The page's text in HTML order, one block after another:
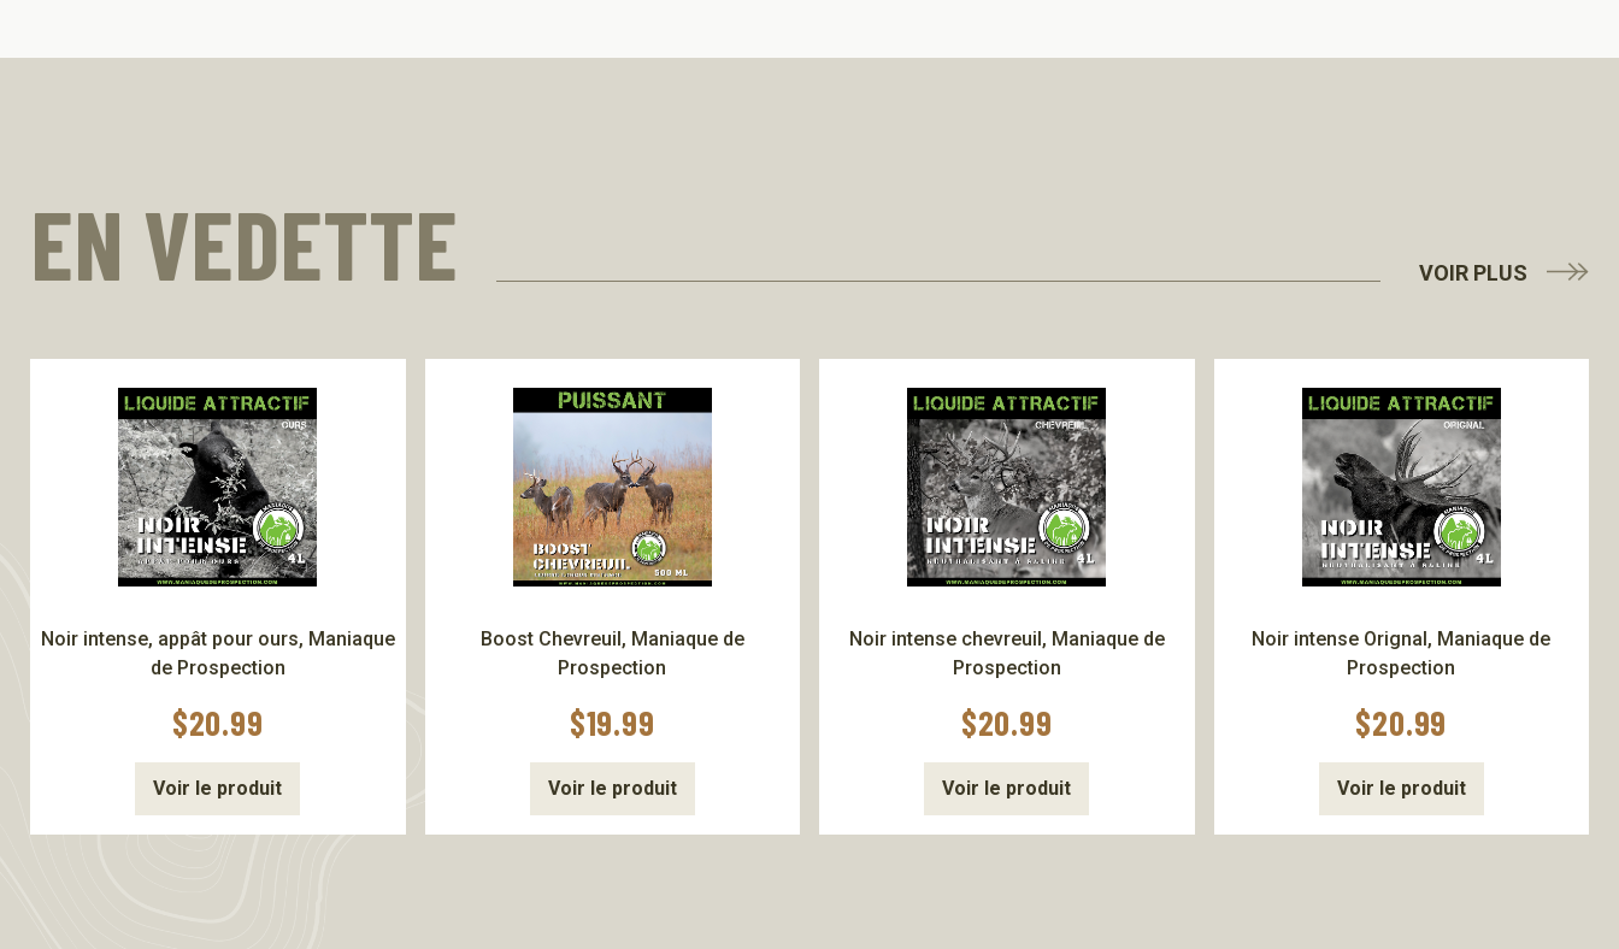
EN VEDETTE VOIR PLUS
Noir intense, appât pour ours, Maniaque
de Prospection
$20.99
Voir le produit
Boost Chevreuil, Maniaque de
Prospection
$19.99
Voir le produit
Noir intense chevreuil, Maniaque de
Prospection
$20.99
Voir le produit
Noir intense Orignal, Maniaque de
Prospection
$20.99
Voir le produit